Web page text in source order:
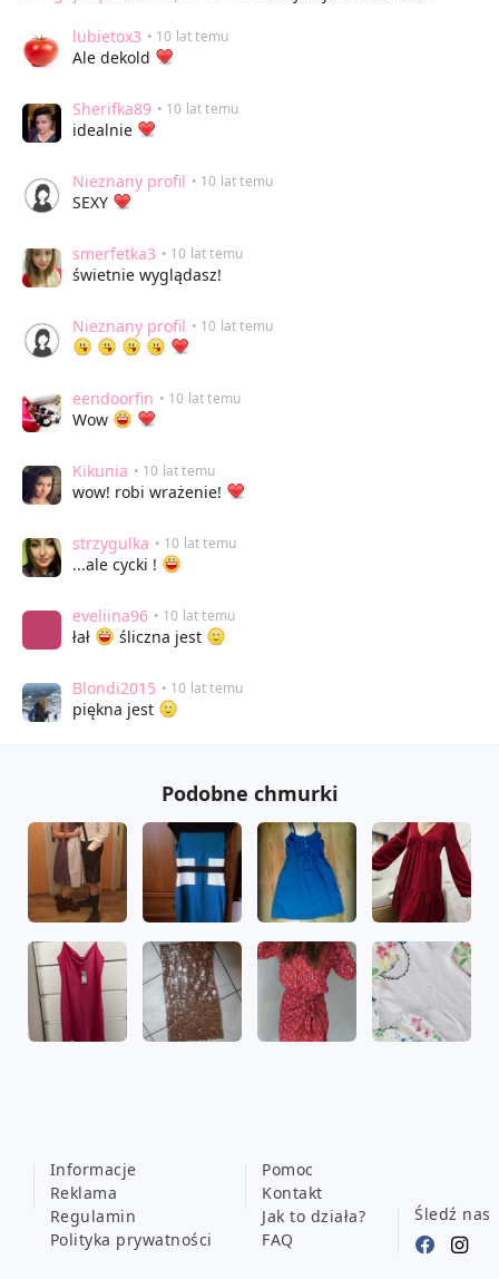
lubietox3 • 10 lat temu
Ale dekold
Sherifka89 • 10 lat temu
idealnie
Nieznany profil • 10 lat temu
SEXY
smerfetka3 • 10 lat temu
świetnie wyglądasz!
Nieznany profil • 10 lat temu
eendoorfin • 10 lat temu
Wow
Kikunia • 10 lat temu
wow! robi wrażenie!
strzygulka • 10 lat temu
...ale cycki !
eveliina96 • 10 lat temu
łał śliczna jest
Blondi2015 • 10 lat temu
piękna jest
Podobne chmurki
Informacje
Reklama
Regulamin
Polityka prywatności
Pomoc
Kontakt
Jak to działa?
FAQ
Śledź nas